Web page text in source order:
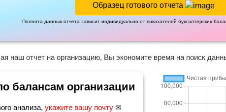
Образец готового отчета
Полнота данных отчета зависит индивидуально от показателей бухгалтерских
наш отчет на организацию, Вы экономите время на поиск
балансам организации
анализа, укажите вашу почту ✉